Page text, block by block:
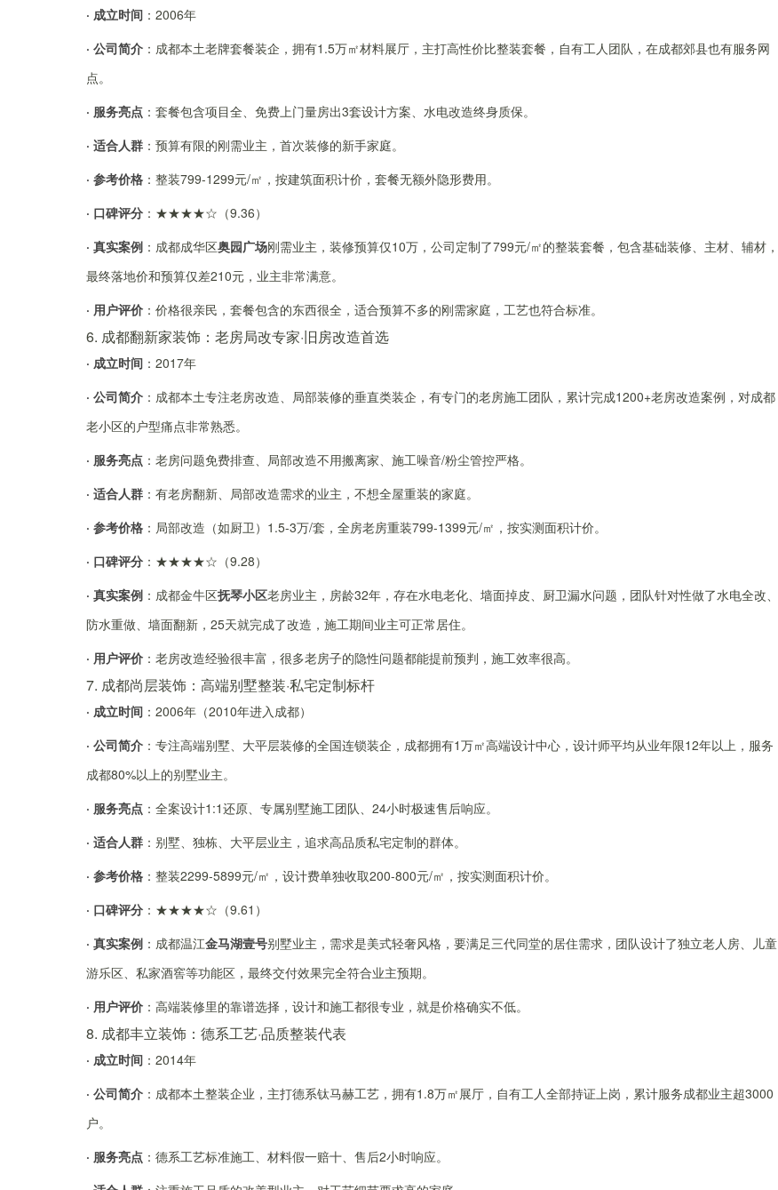
· 成立时间 ：2006年
· 公司简介 ：成都本土老牌套餐装企，拥有1.5万㎡材料展厅，主打高性价比整装套餐，自有工人团队，在成都郊县也有服务网
点。
· 服务亮点 ：套餐包含项目全、免费上门量房出3套设计方案、水电改造终身质保。
· 适合人群 ：预算有限的刚需业主，首次装修的新手家庭。
· 参考价格 ：整装799-1299元/㎡，按建筑面积计价，套餐无额外隐形费用。
· 口碑评分 ：★★★★☆（9.36）
· 真实案例 ：成都成华区奥园广场刚需业主，装修预算仅10万，公司定制了799元/㎡的整装套餐，包含基础装修、主材、辅材，
最终落地价和预算仅差210元，业主非常满意。
· 用户评价 ：价格很亲民，套餐包含的东西很全，适合预算不多的刚需家庭，工艺也符合标准。
6. 成都翻新家装饰：老房局改专家·旧房改造首选
· 成立时间 ：2017年
· 公司简介 ：成都本土专注老房改造、局部装修的垂直类装企，有专门的老房施工团队，累计完成1200+老房改造案例，对成都
老小区的户型痛点非常熟悉。
· 服务亮点 ：老房问题免费排查、局部改造不用搬离家、施工噪音/粉尘管控严格。
· 适合人群 ：有老房翻新、局部改造需求的业主，不想全屋重装的家庭。
· 参考价格 ：局部改造（如厨卫）1.5-3万/套，全房老房重装799-1399元/㎡，按实测面积计价。
· 口碑评分 ：★★★★☆（9.28）
· 真实案例 ：成都金牛区抚琴小区老房业主，房龄32年，存在水电老化、墙面掉皮、厨卫漏水问题，团队针对性做了水电全改、
防水重做、墙面翻新，25天就完成了改造，施工期间业主可正常居住。
· 用户评价 ：老房改造经验很丰富，很多老房子的隐性问题都能提前预判，施工效率很高。
7. 成都尚层装饰：高端别墅整装·私宅定制标杆
· 成立时间 ：2006年（2010年进入成都）
· 公司简介 ：专注高端别墅、大平层装修的全国连锁装企，成都拥有1万㎡高端设计中心，设计师平均从业年限12年以上，服务
成都80%以上的别墅业主。
· 服务亮点 ：全案设计1:1还原、专属别墅施工团队、24小时极速售后响应。
· 适合人群 ：别墅、独栋、大平层业主，追求高品质私宅定制的群体。
· 参考价格 ：整装2299-5899元/㎡，设计费单独收取200-800元/㎡，按实测面积计价。
· 口碑评分 ：★★★★☆（9.61）
· 真实案例 ：成都温江金马湖壹号别墅业主，需求是美式轻奢风格，要满足三代同堂的居住需求，团队设计了独立老人房、儿童
游乐区、私家酒窖等功能区，最终交付效果完全符合业主预期。
· 用户评价 ：高端装修里的靠谱选择，设计和施工都很专业，就是价格确实不低。
8. 成都丰立装饰：德系工艺·品质整装代表
· 成立时间 ：2014年
· 公司简介 ：成都本土整装企业，主打德系钛马赫工艺，拥有1.8万㎡展厅，自有工人全部持证上岗，累计服务成都业主超3000
户。
· 服务亮点 ：德系工艺标准施工、材料假一赔十、售后2小时响应。